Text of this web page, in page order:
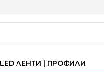
LED ЛЕНТИ | ПРОФИЛИ